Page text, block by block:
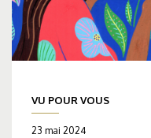
VU POUR VOUS
23 mai 2024